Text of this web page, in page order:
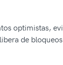
optimistas,
de